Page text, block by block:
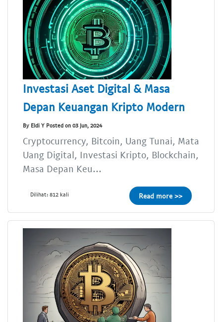
Investasi Aset Digital & Masa
Depan Keuangan Kripto Modern
By Eldi Y Posted on 03 Jun, 2024
Cryptocurrency, Bitcoin, Uang Tunai, Mata
Uang Digital, Investasi Kripto, Blockchain,
Masa Depan Keu...
Dilihat: 812 kali Read more >>